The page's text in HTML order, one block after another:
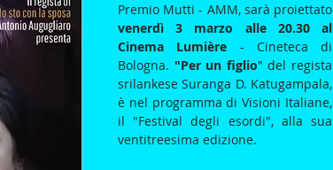
venerdì 3 marzo alle 20.30 al
Cinema Lumière - Cineteca di
Bologna. "Per un figlio" del regista
srilankese Suranga D. Katugampala,
è nel programma di Visioni Italiane,
il "Festival degli esordi", alla sua
ventitreesima edizione.